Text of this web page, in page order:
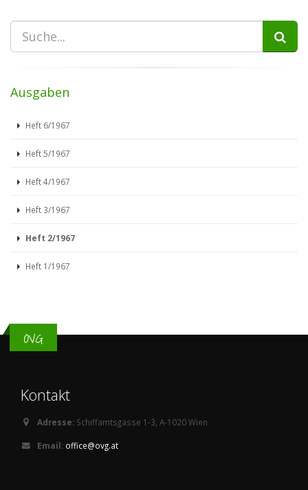
Ausgaben
Heft 6/1967
Heft 5/1967
Heft 4/1967
Heft 3/1967
Heft 2/1967
Heft 1/1967
OVG
Kontakt
Adresse: Schiffamtsgasse 1-3, A-1020 Wien
Email: office@ovg.at